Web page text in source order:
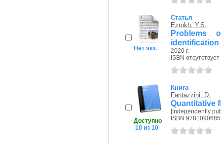
Нет экз.
Статья
Ezrokh, Y.S.
Problems
identification
2020 г.
ISBN отсутствует
Доступно
10 из 10
Книга
Fantazzini, D.
Quantitative
[Independently
ISBN